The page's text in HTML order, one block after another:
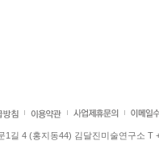
1길 4 (홍지동44) 김달진미술연구소 T